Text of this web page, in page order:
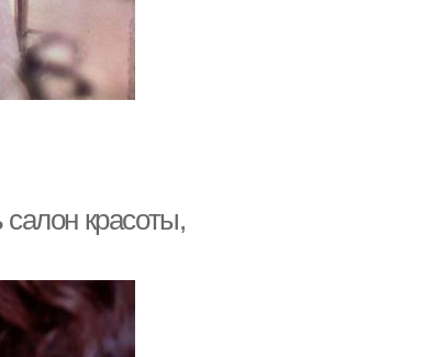
салон красоты,